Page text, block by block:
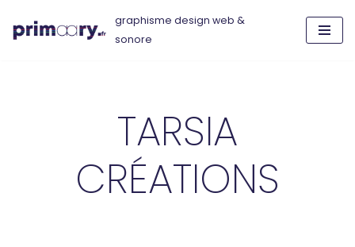
Aller
graphisme design web &
sonore
TARSIA
CRÉATIONS